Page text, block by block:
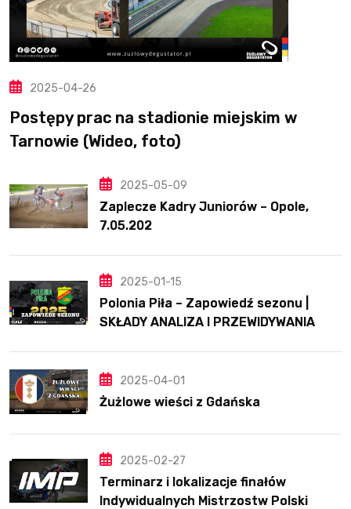
2025-04-26
Postępy prac na stadionie miejskim w
Tarnowie (Wideo, foto)
2025-05-09
Zaplecze Kadry Juniorów – Opole,
7.05.202
2025-01-15
Polonia Piła – Zapowiedź sezonu |
SKŁADY ANALIZA I PRZEWIDYWANIA
2025-04-01
Żużlowe wieści z Gdańska
2025-02-27
Terminarz i lokalizacje finałów
Indywidualnych Mistrzostw Polski